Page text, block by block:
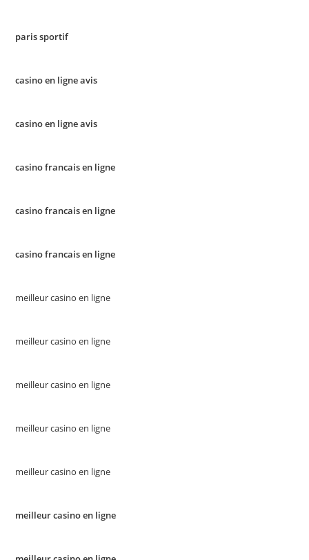
paris sportif
casino en ligne avis
casino en ligne avis
casino francais en ligne
casino francais en ligne
casino francais en ligne
meilleur casino en ligne
meilleur casino en ligne
meilleur casino en ligne
meilleur casino en ligne
meilleur casino en ligne
meilleur casino en ligne